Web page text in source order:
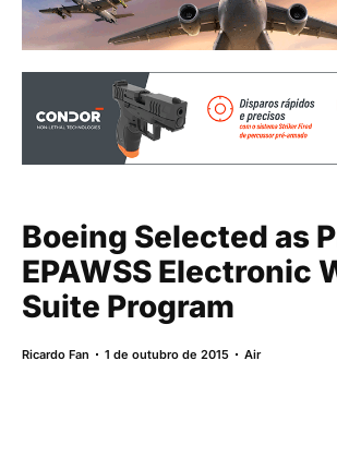
Boeing Selected as
EPAWSS Electronic
Suite Program
Ricardo Fan 1 de outubro de 2015 Air